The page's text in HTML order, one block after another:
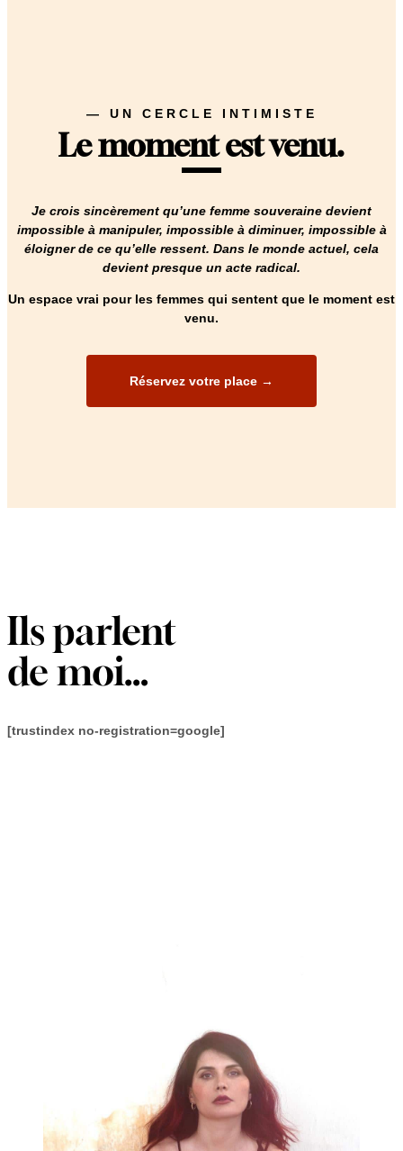
— UN CERCLE INTIMISTE
Le moment est venu.
Je crois sincèrement qu’une femme souveraine devient
impossible à manipuler, impossible à diminuer, impossible à
éloigner de ce qu’elle ressent. Dans le monde actuel, cela
devient presque un acte radical.
Un espace vrai pour les femmes qui sentent que le moment est
venu.
Réservez votre place →
Ils parlent
de moi…
[trustindex no-registration=google]